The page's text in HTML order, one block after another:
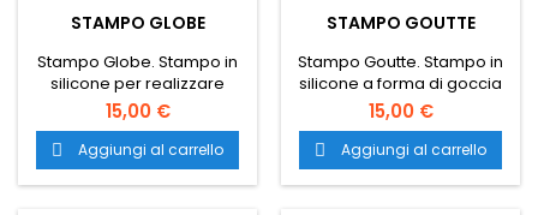
STAMPO GLOBE
Stampo Globe. Stampo in
silicone per realizzare
mignon dalla forma
ricercata adatto per
l’utilizzo in forno e
abbattitore per
preparazioni dolci e salate,
15,00 €
 Aggiungi al carrello
STAMPO GOUTTE
Stampo Goutte. Stampo in
silicone a forma di goccia
che darà un tocco di
eleganza alle vostre
preparazioni dolci e salate.
Il trasporto è gratuito in
tutta Italia.
15,00 €
 Aggiungi al carrello